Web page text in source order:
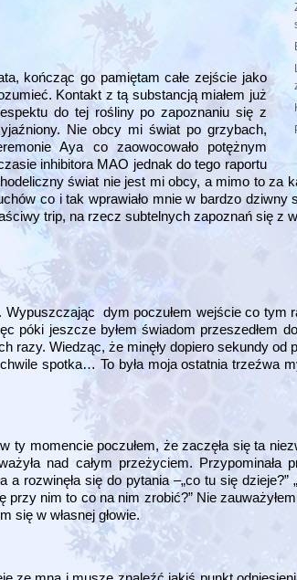
kończąc go pamiętam całe zejście jako
Kontakt z tą substancją miałem już
do tej rośliny po zapoznaniu się z
Nie obcy mi świat po grzybach,
Aya co zaowocowało potężnym
inhibitora MAO jednak do tego raportu
świat nie jest mi obcy, a mimo to za
co i tak wprawiało mnie w bardzo dziwny
trip, na rzecz subtelnych zapoznań się z
Wypuszczając dym poczułem wejście co tym
póki jeszcze byłem świadom przeszedłem
razy. Wiedząc, że minęły dopiero sekundy od
spotka… To była moja ostatnia trzeźwa
momencie poczułem, że zaczęła się ta
nad całym przeżyciem. Przypominała
a rozwinęła się do pytania –„co tu się
nim to co na nim zrobić?” Nie
się w własnej głowie.